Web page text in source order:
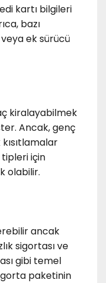
kartı bilgileri
bazı
ek sürücü
kiralayabilmek
Ancak, genç
tipleri için
olabilir.
ancak
sigortası ve
gibi temel
paketinin